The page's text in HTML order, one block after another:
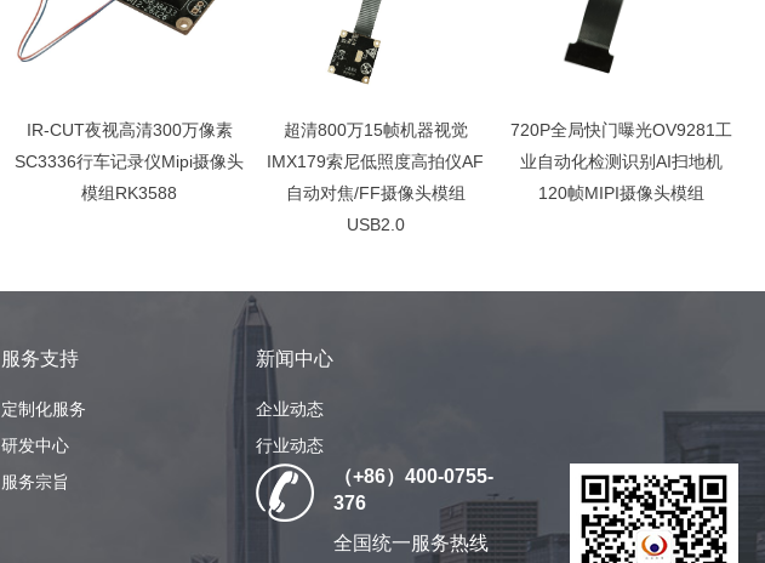
IR-CUT夜视高清300万像素
SC3336行车记录仪Mipi摄像头
模组RK3588
超清800万15帧机器视觉
IMX179索尼低照度高拍仪AF
自动对焦/FF摄像头模组
USB2.0
720P全局快门曝光OV9281工
业自动化检测识别AI扫地机
120帧MIPI摄像头模组
服务支持
定制化服务
研发中心
服务宗旨
新闻中心
企业动态
行业动态
（+86）400-0755-
376
全国统一服务热线